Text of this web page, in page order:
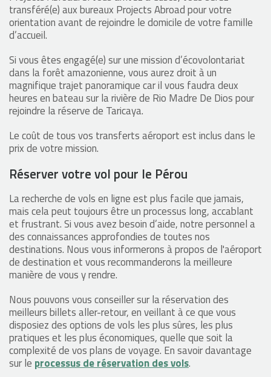
transféré(e) aux bureaux Projects Abroad pour votre
orientation avant de rejoindre le domicile de votre famille
d’accueil.
Si vous êtes engagé(e) sur une mission d’écovolontariat
dans la forêt amazonienne, vous aurez droit à un
magnifique trajet panoramique car il vous faudra deux
heures en bateau sur la rivière de Rio Madre De Dios pour
rejoindre la réserve de Taricaya.
Le coût de tous vos transferts aéroport est inclus dans le
prix de votre mission.
Réserver votre vol pour le Pérou
La recherche de vols en ligne est plus facile que jamais,
mais cela peut toujours être un processus long, accablant
et frustrant. Si vous avez besoin d’aide, notre personnel a
des connaissances approfondies de toutes nos
destinations. Nous vous informerons à propos de l'aéroport
de destination et vous recommanderons la meilleure
manière de vous y rendre.
Nous pouvons vous conseiller sur la réservation des
meilleurs billets aller-retour, en veillant à ce que vous
disposiez des options de vols les plus sûres, les plus
pratiques et les plus économiques, quelle que soit la
complexité de vos plans de voyage. En savoir davantage
sur le processus de réservation des vols.